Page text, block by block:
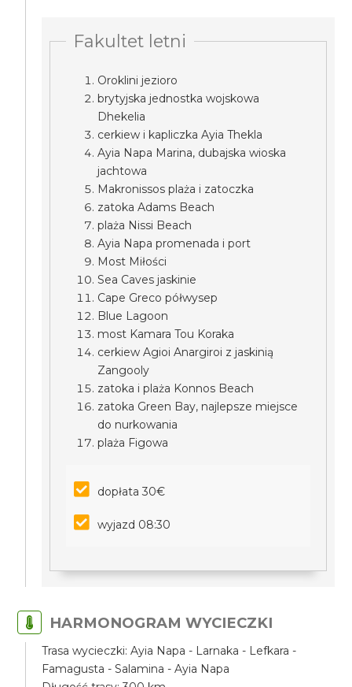
Fakultet letni
Oroklini jezioro
brytyjska jednostka wojskowa
Dhekelia
cerkiew i kapliczka Ayia Thekla
Ayia Napa Marina, dubajska wioska
jachtowa
Makronissos plaża i zatoczka
zatoka Adams Beach
plaża Nissi Beach
Ayia Napa promenada i port
Most Miłości
Sea Caves jaskinie
Cape Greco półwysep
Blue Lagoon
most Kamara Tou Koraka
cerkiew Agioi Anargiroi z jaskinią
Zangooly
zatoka i plaża Konnos Beach
zatoka Green Bay, najlepsze miejsce
do nurkowania
plaża Figowa
dopłata 30€
wyjazd 08:30
HARMONOGRAM WYCIECZKI
Trasa wycieczki: Ayia Napa - Larnaka - Lefkara -
Famagusta - Salamina - Ayia Napa